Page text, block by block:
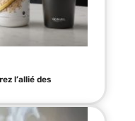
l’allié des